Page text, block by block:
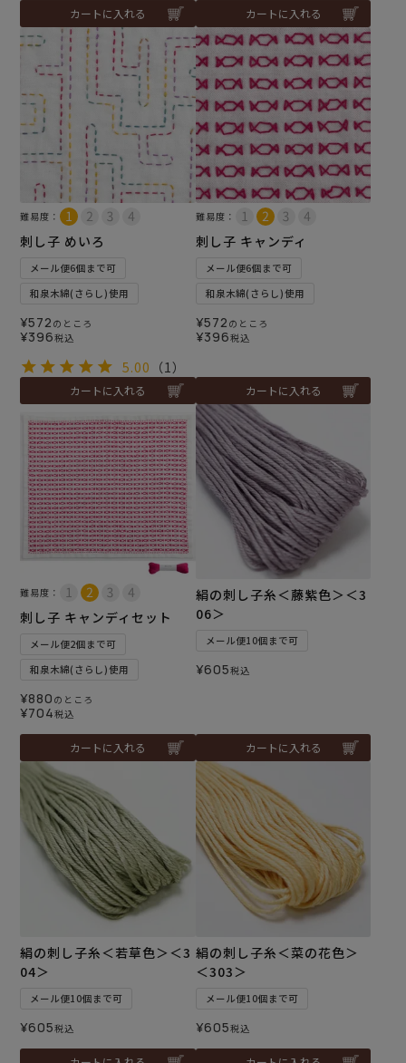
カートに入れる カートに入れる
難易度：
刺し子 めいろ
メール便6個まで可
和泉木綿(さらし)使用
¥572 のところ
¥396税込
5.00 （1）
カートに入れる
難易度：
刺し子 キャンディ
メール便6個まで可
和泉木綿(さらし)使用
¥572 のところ
¥396税込
カートに入れる
難易度：
刺し子 キャンディセット
メール便2個まで可
和泉木綿(さらし)使用
¥880 のところ
¥704税込
カートに入れる
絹の刺し子糸＜藤紫色＞＜3
06＞
メール便10個まで可
¥605税込
カートに入れる
絹の刺し子糸＜若草色＞＜3
04＞
メール便10個まで可
¥605税込
絹の刺し子糸＜菜の花色＞
＜303＞
メール便10個まで可
¥605税込